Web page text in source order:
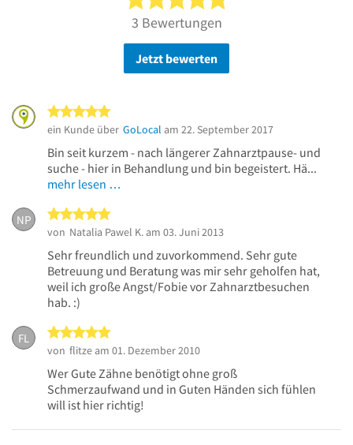
3 Bewertungen
Jetzt bewerten
ein Kunde über GoLocal am 22. September 2017
Bin seit kurzem - nach längerer Zahnarztpause- und
suche - hier in Behandlung und bin begeistert. Hä...
mehr lesen …
NP
von Natalia Pawel K. am 03. Juni 2013
Sehr freundlich und zuvorkommend. Sehr gute
Betreuung und Beratung was mir sehr geholfen hat,
weil ich große Angst/Fobie vor Zahnarztbesuchen
hab. :)
FL
von flitze am 01. Dezember 2010
Wer Gute Zähne benötigt ohne groß
Schmerzaufwand und in Guten Händen sich fühlen
will ist hier richtig!